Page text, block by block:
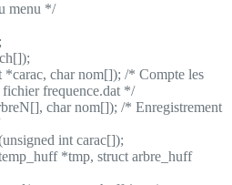
menu */
*carac, charnom[]); /* Compte les
frequence.dat */
charnom[]); /* Enregistrement
unsigned int carac[]);
*tmp, struct arbre_huff